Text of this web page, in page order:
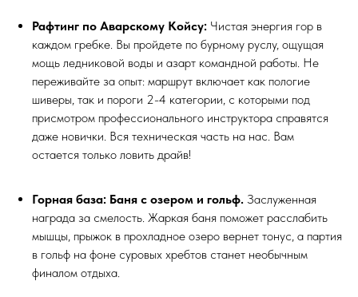
Рафтинг по Аварскому Койсу: Чистая энергия гор в
каждом гребке. Вы пройдете по бурному руслу, ощущая
мощь ледниковой воды и азарт командной работы. Не
переживайте за опыт: маршрут включает как пологие
шиверы, так и пороги 2-4 категории, с которыми под
присмотром профессионального инструктора справятся
даже новички. Вся техническая часть на нас. Вам
остается только ловить драйв!
Горная база: Баня с озером и гольф. Заслуженная
награда за смелость. Жаркая баня поможет расслабить
мышцы, прыжок в прохладное озеро вернет тонус, а партия
в гольф на фоне суровых хребтов станет необычным
финалом отдыха.